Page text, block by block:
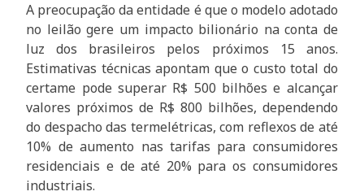
A preocupação da entidade é que o modelo adotado
no leilão gere um impacto bilionário na conta de
luz dos brasileiros pelos próximos 15 anos.
Estimativas técnicas apontam que o custo total do
certame pode superar R$ 500 bilhões e alcançar
valores próximos de R$ 800 bilhões, dependendo
do despacho das termelétricas, com reflexos de até
10% de aumento nas tarifas para consumidores
residenciais e de até 20% para os consumidores
industriais.